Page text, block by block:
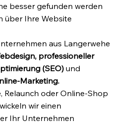
besser gefunden werden
über Ihre Website
aus Langerwehe
professioneller
(SEO)und
Marketing.
Relaunch oder Online-Shop
wir einen
Ihr Unternehmen